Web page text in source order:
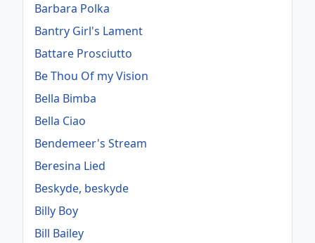
Barbara Polka
Bantry Girl's Lament
Battare Prosciutto
Be Thou Of my Vision
Bella Bimba
Bella Ciao
Bendemeer's Stream
Beresina Lied
Beskyde, beskyde
Billy Boy
Bill Bailey